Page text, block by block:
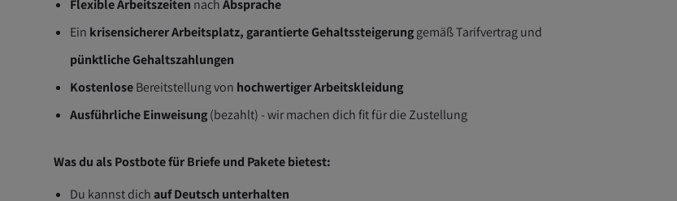
Flexible Arbeitszeiten nachAbsprache
Ein krisensicherer Arbeitsplatz, garantierte Gehaltssteigerunggemäß Tarifvertrag und
pünktliche Gehaltszahlungen
KostenloseBereitstellung von hochwertiger Arbeitskleidung
Ausführliche Einweisung(bezahlt) - wir machen dich fit für die Zustellung
Was du als Postbote für Briefe und Pakete bietest:
Du kannst dichauf Deutsch unterhalten